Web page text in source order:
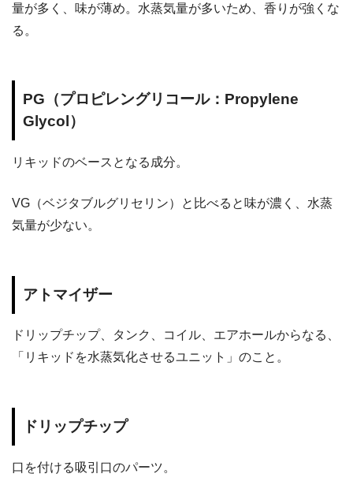
量が多く、味が薄め。水蒸気量が多いため、香りが強くな
る。
PG（プロピレングリコール：Propylene
Glycol）
リキッドのベースとなる成分。
VG（ベジタブルグリセリン）と比べると味が濃く、水蒸
気量が少ない。
アトマイザー
ドリップチップ、タンク、コイル、エアホールからなる、
「リキッドを水蒸気化させるユニット」のこと。
ドリップチップ
口を付ける吸引口のパーツ。